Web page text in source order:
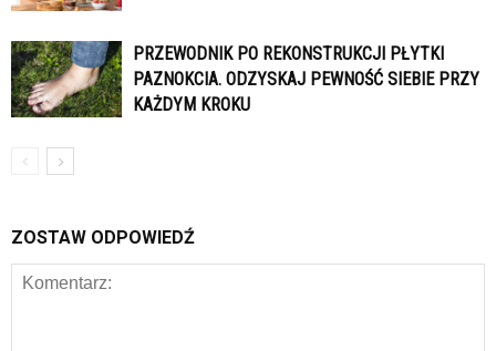
PRZEWODNIK PO REKONSTRUKCJI PŁYTKI
PAZNOKCIA. ODZYSKAJ PEWNOŚĆ SIEBIE PRZY
KAŻDYM KROKU
ZOSTAW ODPOWIEDŹ